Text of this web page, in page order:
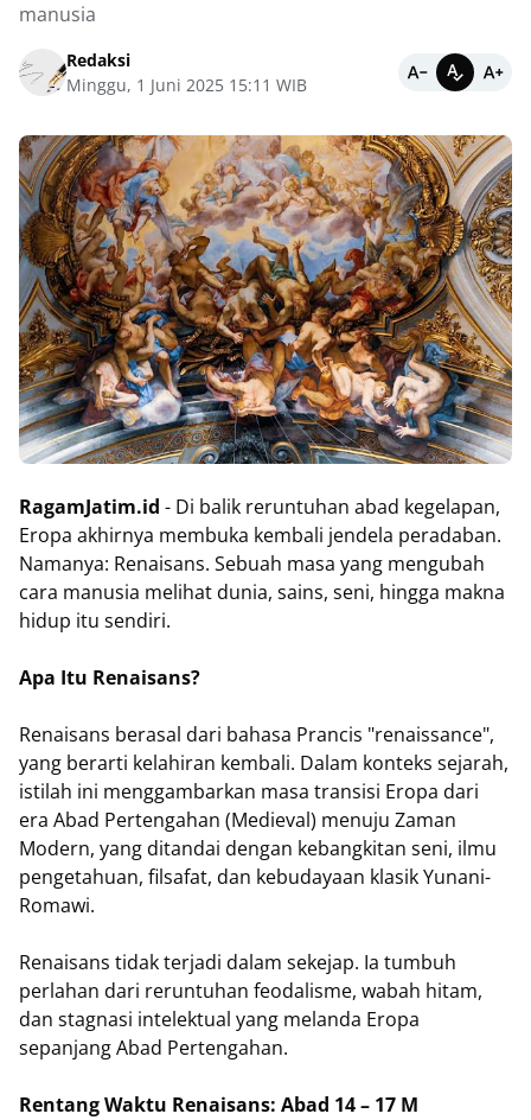
manusia
Redaksi
Minggu, 1 Juni 2025 15:11 WIB
RagamJatim.id - Di balik reruntuhan abad kegelapan,
Eropa akhirnya membuka kembali jendela peradaban.
Namanya: Renaisans. Sebuah masa yang mengubah
cara manusia melihat dunia, sains, seni, hingga makna
hidup itu sendiri.
Apa Itu Renaisans?
Renaisans berasal dari bahasa Prancis "renaissance",
yang berarti kelahiran kembali. Dalam konteks sejarah,
istilah ini menggambarkan masa transisi Eropa dari
era Abad Pertengahan (Medieval) menuju Zaman
Modern, yang ditandai dengan kebangkitan seni, ilmu
pengetahuan, filsafat, dan kebudayaan klasik Yunani-
Romawi.
Renaisans tidak terjadi dalam sekejap. Ia tumbuh
perlahan dari reruntuhan feodalisme, wabah hitam,
dan stagnasi intelektual yang melanda Eropa
sepanjang Abad Pertengahan.
Rentang Waktu Renaisans: Abad 14 – 17 M